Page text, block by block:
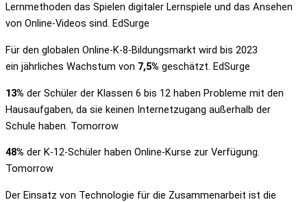
Lernmethoden das Spielen digitaler Lernspiele und das Ansehen
von Online-Videos sind. EdSurge
Für den globalen Online-K-8-Bildungsmarkt wird bis 2023
ein jährliches Wachstum von 7,5% geschätzt. EdSurge
13% der Schüler der Klassen 6 bis 12 haben Probleme mit den
Hausaufgaben, da sie keinen Internetzugang außerhalb der
Schule haben. Tomorrow
48% der K-12-Schüler haben Online-Kurse zur Verfügung.
Tomorrow
Der Einsatz von Technologie für die Zusammenarbeit ist die